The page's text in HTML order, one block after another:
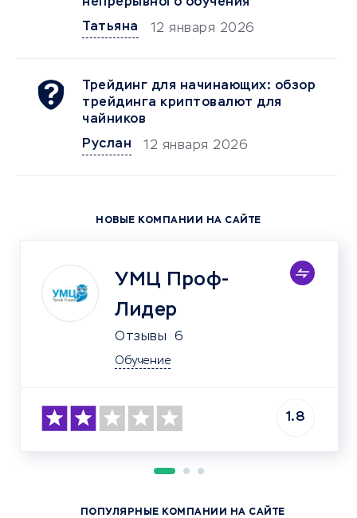
Татьяна
12 января 2026
Трейдинг для начинающих: обзор
трейдинга криптовалют для
чайников
Руслан
12 января 2026
НОВЫЕ КОМПАНИИ НА САЙТЕ
УМЦ Проф-
Лидер
Отзывы 6
Обучение
1.8
ПОПУЛЯРНЫЕ КОМПАНИИ НА САЙТЕ